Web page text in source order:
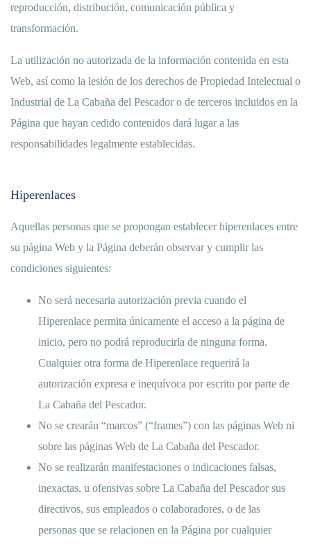
reproducción, distribución, comunicación pública y
transformación.
La utilización no autorizada de la información contenida en esta
Web, así como la lesión de los derechos de Propiedad Intelectual o
Industrial de La Cabaña del Pescador o de terceros incluidos en la
Página que hayan cedido contenidos dará lugar a las
responsabilidades legalmente establecidas.
Hiperenlaces
Aquellas personas que se propongan establecer hiperenlaces entre
su página Web y la Página deberán observar y cumplir las
condiciones siguientes:
No será necesaria autorización previa cuando el
Hiperenlace permita únicamente el acceso a la página de
inicio, pero no podrá reproducirla de ninguna forma.
Cualquier otra forma de Hiperenlace requerirá la
autorización expresa e inequívoca por escrito por parte de
La Cabaña del Pescador.
No se crearán “marcos” (“frames”) con las páginas Web ni
sobre las páginas Web de La Cabaña del Pescador.
No se realizarán manifestaciones o indicaciones falsas,
inexactas, u ofensivas sobre La Cabaña del Pescador sus
directivos, sus empleados o colaboradores, o de las
personas que se relacionen en la Página por cualquier